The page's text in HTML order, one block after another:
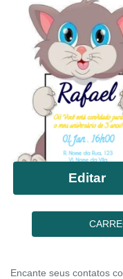
Editar
Encante seus contatos